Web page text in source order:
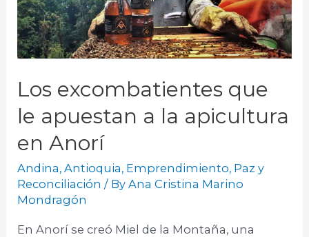
Los excombatientes que
le apuestan a la apicultura
en Anorí
Andina,Antioquia, Emprendimiento, Paz y
Reconciliación / ByAna Cristina Marino
Mondragón
En Anorí se creó Miel de la Montaña, una